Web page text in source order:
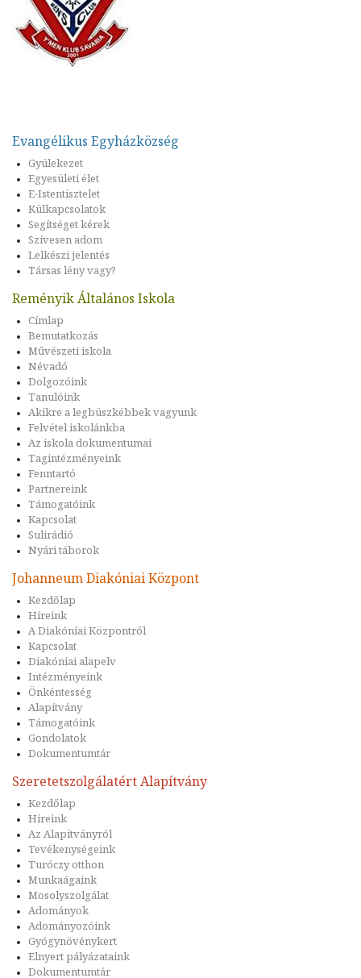
Evangélikus Egyházközség
Gyülekezet
Egyesületi élet
E-Istentisztelet
Külkapcsolatok
Segítséget kérek
Szívesen adom
Lelkészi jelentés
Társas lény vagy?
Reményik Általános Iskola
Címlap
Bemutatkozás
Művészeti iskola
Névadó
Dolgozóink
Tanulóink
Akikre a legbüszkébbek vagyunk
Felvétel iskolánkba
Az iskola dokumentumai
Tagintézményeink
Fenntartó
Partnereink
Támogatóink
Kapcsolat
Sulirádió
Nyári táborok
Johanneum Diakóniai Központ
Kezdőlap
Híreink
A Diakóniai Központról
Kapcsolat
Diakóniai alapelv
Intézményeink
Önkéntesség
Alapítvány
Támogatóink
Gondolatok
Dokumentumtár
Szeretetszolgálatért Alapítvány
Kezdőlap
Híreink
Az Alapítványról
Tevékenységeink
Turóczy otthon
Munkaágaink
Mosolyszolgálat
Adományok
Adományozóink
Gyógynövénykert
Elnyert pályázataink
Dokumentumtár